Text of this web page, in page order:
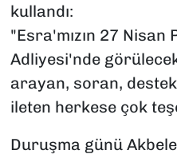
kullandı:
"Esra'mızın 27
Adliyesi'nde
arayan, soran, destek
ileten herkese çok
Duruşma günü